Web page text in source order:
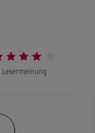
Lesermeinung